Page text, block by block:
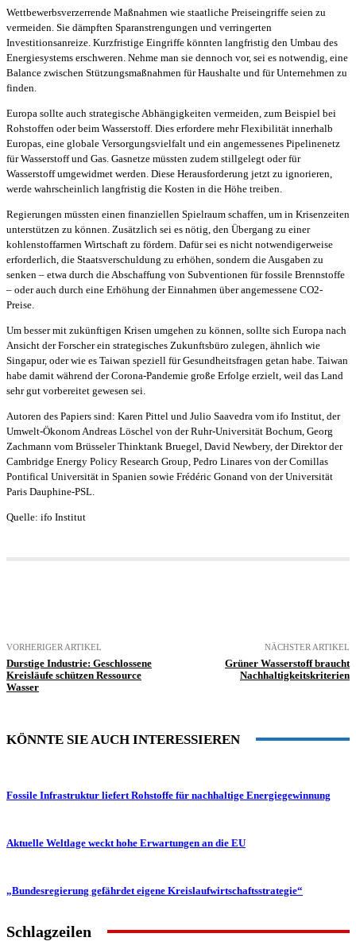
Wettbewerbsverzerrende Maßnahmen wie staatliche Preiseingriffe seien zu
vermeiden. Sie dämpften Sparanstrengungen und verringerten
Investitionsanreize. Kurzfristige Eingriffe könnten langfristig den Umbau des
Energiesystems erschweren. Nehme man sie dennoch vor, sei es notwendig, eine
Balance zwischen Stützungsmaßnahmen für Haushalte und für Unternehmen zu
finden.
Europa sollte auch strategische Abhängigkeiten vermeiden, zum Beispiel bei
Rohstoffen oder beim Wasserstoff. Dies erfordere mehr Flexibilität innerhalb
Europas, eine globale Versorgungsvielfalt und ein angemessenes Pipelinenetz
für Wasserstoff und Gas. Gasnetze müssten zudem stillgelegt oder für
Wasserstoff umgewidmet werden. Diese Herausforderung jetzt zu ignorieren,
werde wahrscheinlich langfristig die Kosten in die Höhe treiben.
Regierungen müssten einen finanziellen Spielraum schaffen, um in Krisenzeiten
unterstützen zu können. Zusätzlich sei es nötig, den Übergang zu einer
kohlenstoffarmen Wirtschaft zu fördern. Dafür sei es nicht notwendigerweise
erforderlich, die Staatsverschuldung zu erhöhen, sondern die Ausgaben zu
senken – etwa durch die Abschaffung von Subventionen für fossile Brennstoffe
– oder auch durch eine Erhöhung der Einnahmen über angemessene CO2-
Preise.
Um besser mit zukünftigen Krisen umgehen zu können, sollte sich Europa nach
Ansicht der Forscher ein strategisches Zukunftsbüro zulegen, ähnlich wie
Singapur, oder wie es Taiwan speziell für Gesundheitsfragen getan habe. Taiwan
habe damit während der Corona-Pandemie große Erfolge erzielt, weil das Land
sehr gut vorbereitet gewesen sei.
Autoren des Papiers sind: Karen Pittel und Julio Saavedra vom ifo Institut, der
Umwelt-Ökonom Andreas Löschel von der Ruhr-Universität Bochum, Georg
Zachmann vom Brüsseler Thinktank Bruegel, David Newbery, der Direktor der
Cambridge Energy Policy Research Group, Pedro Linares von der Comillas
Pontifical Universität in Spanien sowie Frédéric Gonand von der Universität
Paris Dauphine-PSL.
Quelle: ifo Institut
VORHERIGER ARTIKEL
Durstige Industrie: Geschlossene
Kreisläufe schützen Ressource
Wasser
NÄCHSTER ARTIKEL
Grüner Wasserstoff braucht
Nachhaltigkeitskriterien
KÖNNTE SIE AUCH INTERESSIEREN
Fossile Infrastruktur liefert Rohstoffe für nachhaltige Energiegewinnung
Aktuelle Weltlage weckt hohe Erwartungen an die EU
„Bundesregierung gefährdet eigene Kreislaufwirtschaftsstrategie“
Schlagzeilen